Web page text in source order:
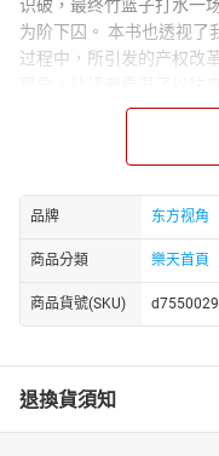
识破，最终竹篮子打水一
为阶下囚。 本书也透视了
过程中，所引发的产权改
历过2007～2008年股市
见解，以期与读者共勉。
品牌 东方视角
商品分類 樂天首頁
商品貨號(SKU)
退換貨須知